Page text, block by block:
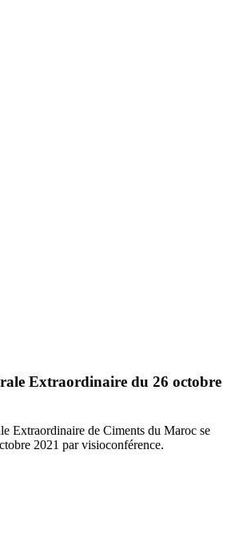
Extraordinaire du 26 octobre
Extraordinaire de Ciments du Maroc se
2021 par visioconférence.